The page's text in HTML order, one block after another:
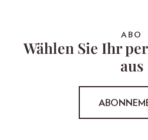
ABO
Wählen Sie Ihr
aus